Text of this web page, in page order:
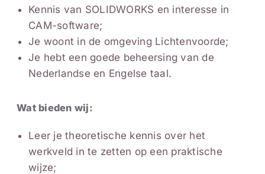
Kennis van SOLIDWORKS en interesse in
CAM-software;
Je woont in de omgeving Lichtenvoorde;
Je hebt een goede beheersing van de
Nederlandse en Engelse taal.
Wat bieden wij:
Leer je theoretische kennis over het
werkveld in te zetten op een praktische
wijze;